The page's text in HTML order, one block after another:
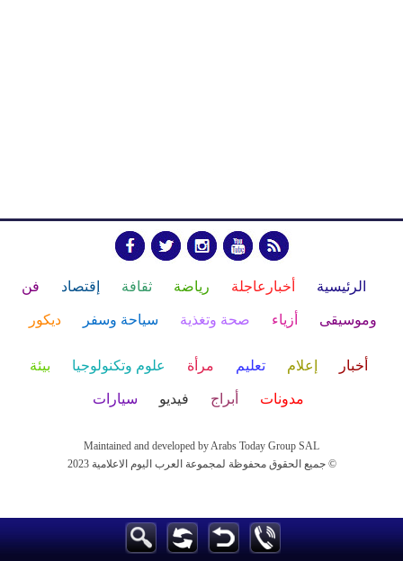
الرئيسية أخبارعاجلة رياضة ثقافة إقتصاد فن
وموسيقى أزياء صحة وتغذية سياحة وسفر ديكور
أخبار إعلام تعليم مرأة علوم وتكنولوجيا بيئة
مدونات أبراج فيديو سيارات
Maintained and developed by Arabs Today Group SAL
جميع الحقوق محفوظة لمجموعة العرب اليوم الاعلامية 2023 ©